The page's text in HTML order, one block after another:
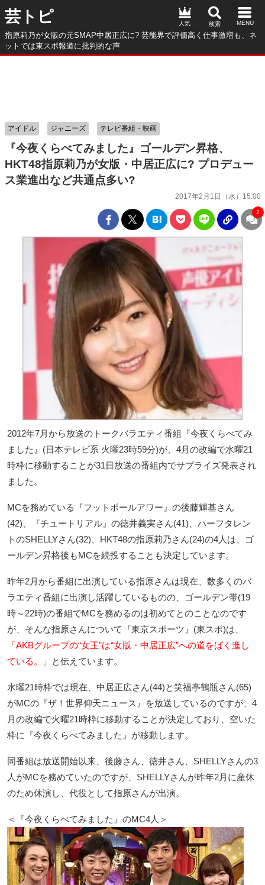
芸トピ
指原莉乃が女版の元SMAP中居正広に? 芸能界で評価高く仕事激増も、ネ
ットでは東スポ報道に批判的な声
人気
『今夜くらべてみました』ゴールデン昇格、
HKT48指原莉乃が女版・中居正広に? プロデュー
ス業進出など共通点多い?
2017年2月1日（水）15:00
アイドル ジャニーズ テレビ番組・映画
2
2012年7月から放送のトークバラエティ番組『今夜くらべてみ
ました』(日本テレビ系 火曜23時59分)が、4月の改編で水曜21
時枠に移動することが31日放送の番組内でサプライズ発表され
ました。
MCを務めている『フットボールアワー』の後藤輝基さん
(42)、『チュートリアル』の徳井義実さん(41)、ハーフタレン
トのSHELLYさん(32)、HKT48の指原莉乃さん(24)の4人は、ゴ
ールデン昇格後もMCを続投することも決定しています。
昨年2月から番組に出演している指原さんは現在、数多くのバ
ラエティ番組に出演し活躍しているものの、ゴールデン帯(19
時～22時)の番組でMCを務めるのは初めてとのことなのです
が、そんな指原さんについて『東京スポーツ』(東スポ)は、
「AKBグループの“女王”は“女版・中居正広”への道をばく進し
ている。」
と伝えています。
水曜21時枠では現在、中居正広さん(44)と笑福亭鶴瓶さん(65)
がMCの『ザ！世界仰天ニュース』を放送しているのですが、4
月の改編で火曜21時枠に移動することが決定しており、空いた
枠に『今夜くらべてみました』が移動します。
同番組は放送開始以来、後藤さん、徳井さん、SHELLYさんの3
人がMCを務めていたのですが、SHELLYさんが昨年2月に産休
のため休演し、代役として指原さんが出演。
＜『今夜くらべてみました』のMC4人＞